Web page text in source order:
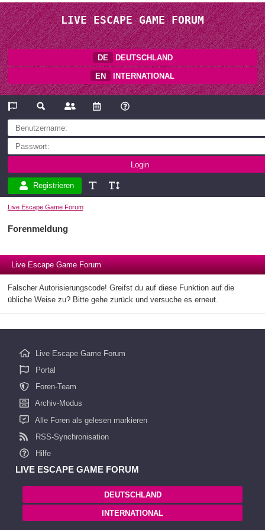
LIVE ESCAPE GAME FORUM
DE DEUTSCHLAND
EN INTERNATIONAL
Registrieren
Live Escape Game Forum
Forenmeldung
Live Escape Game Forum
Falscher Autorisierungscode! Greifst du auf diese Funktion auf die
übliche Weise zu? Bitte gehe zurück und versuche es erneut.
Live Escape Game Forum
Portal
Foren-Team
Archiv-Modus
Alle Foren als gelesen markieren
RSS-Synchronisation
Hilfe
LIVE ESCAPE GAME FORUM
DEUTSCHLAND
INTERNATIONAL